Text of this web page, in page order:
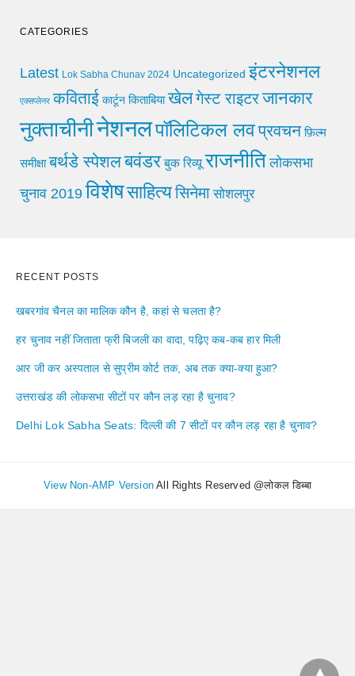
CATEGORIES
Latest Lok Sabha Chunav 2024 Uncategorized इंटरनेशनल
एक्सप्लेनर कविताई कार्टून किताबिया खेलगेस्ट राइटरजानकार
नुक्ताचीनीनेशनलपॉलिटिकल लवप्रवचन फ़िल्म
समीक्षा बर्थडे स्पेशलबवंडर बुक रिव्यू राजनीति लोकसभा
चुनाव 2019 विशेषसाहित्यसिनेमा सोशलपुर
RECENT POSTS
खबरगांव चैनल का मालिक कौन है, कहां से चलता है?
हर चुनाव नहीं जिताता फ्री बिजली का वादा, पढ़िए कब-कब हार मिली
आर जी कर अस्पताल से सुप्रीम कोर्ट तक, अब तक क्या-क्या हुआ?
उत्तराखंड की लोकसभा सीटों पर कौन लड़ रहा है चुनाव?
Delhi Lok Sabha Seats: दिल्ली की 7 सीटों पर कौन लड़ रहा है चुनाव?
View Non-AMP Version All Rights Reserved @लोकल डिब्बा